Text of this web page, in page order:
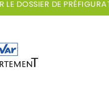
LE DOSSIER DE